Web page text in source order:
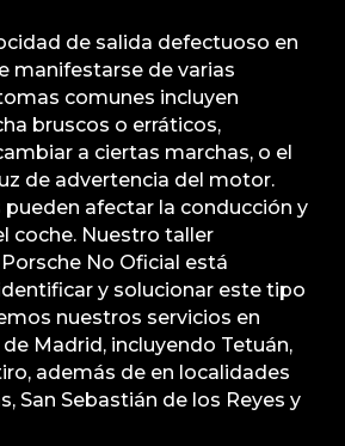
de salida defectuoso en
manifestarse de varias
comunes incluyen
bruscos o erráticos,
a ciertas marchas, o el
de advertencia del motor.
afectar la conducción y
coche. Nuestro taller
No Oficial está
y solucionar este tipo
nuestros servicios en
Madrid, incluyendo Tetuán,
además de en localidades
San Sebastián de los Reyes y